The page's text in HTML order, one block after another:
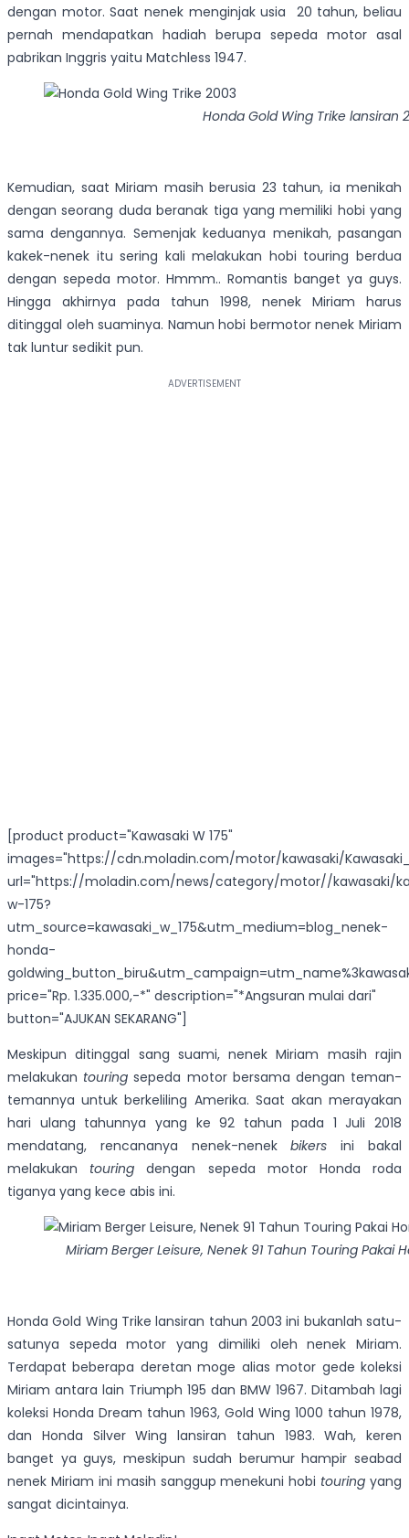
dengan motor. Saat nenek menginjak usia 20 tahun, beliau
pernah mendapatkan hadiah berupa sepeda motor asal
pabrikan Inggris yaitu Matchless 1947.
Honda Gold Wing Trike lansiran
Kemudian, saat Miriam masih berusia 23 tahun, ia menikah
dengan seorang duda beranak tiga yang memiliki hobi yang
sama dengannya. Semenjak keduanya menikah, pasangan
kakek-nenek itu sering kali melakukan hobi touring berdua
dengan sepeda motor. Hmmm.. Romantis banget ya guys.
Hingga akhirnya pada tahun 1998, nenek Miriam harus
ditinggal oleh suaminya. Namun hobi bermotor nenek Miriam
tak luntur sedikit pun.
[product product="Kawasaki W 175"
images="https://cdn.moladin.com/motor/kawasaki/
url="https://moladin.com/news/category/motor//kawasaki/
w-175?
utm_source=kawasaki_w_175&utm_medium=blog_nenek-
honda-
price="Rp. 1.335.000,-*" description="*Angsuran mulai dari"
button="AJUKAN SEKARANG"]
Meskipun ditinggal sang suami, nenek Miriam masih rajin
melakukan touring sepeda motor bersama dengan teman-
temannya untuk berkeliling Amerika. Saat akan merayakan
hari ulang tahunnya yang ke 92 tahun pada 1 Juli 2018
mendatang, rencananya nenek-nenekbikers ini bakal
melakukan touringdengan sepeda motor Honda roda
tiganya yang kece abis ini.
Miriam Berger Leisure, Nenek 91 Tahun Touring Pakai
Honda Gold Wing Trike lansiran tahun 2003 ini bukanlah satu-
satunya sepeda motor yang dimiliki oleh nenek Miriam.
Terdapat beberapa deretan moge alias motor gede koleksi
Miriam antara lain Triumph 195 dan BMW 1967. Ditambah lagi
koleksi Honda Dream tahun 1963, Gold Wing 1000 tahun 1978,
dan Honda Silver Wing lansiran tahun 1983. Wah, keren
banget ya guys, meskipun sudah berumur hampir seabad
nenek Miriam ini masih sanggup menekuni hobi touring yang
sangat dicintainya.